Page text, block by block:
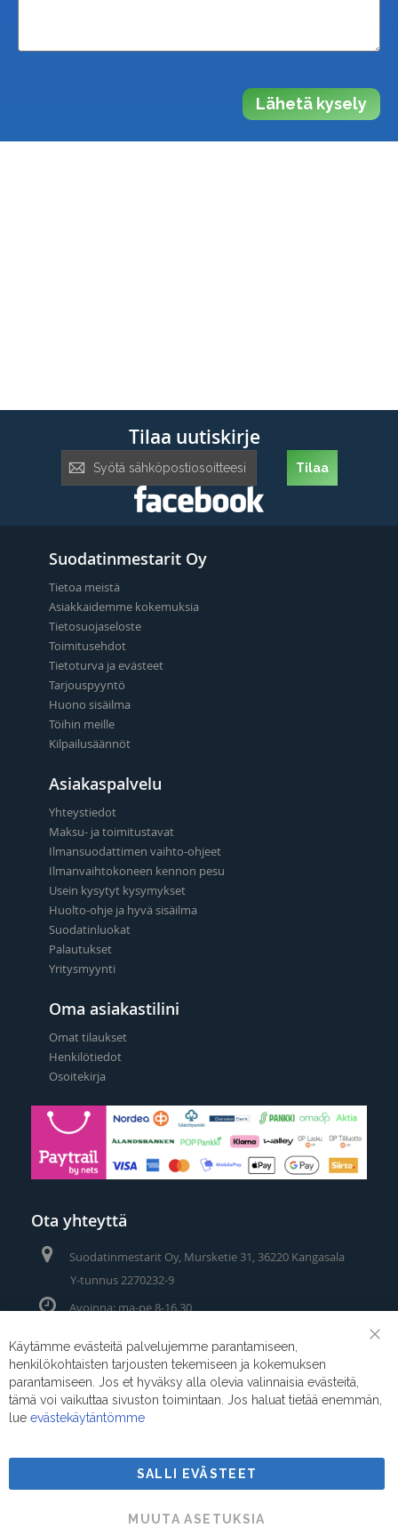
Lähetä kysely
Tilaa uutiskirje
uutiskirje:
Tilaa
Suodatinmestarit Oy
Tietoa meistä
Asiakkaidemme kokemuksia
Tietosuojaseloste
Toimitusehdot
Tietoturva ja evästeet
Tarjouspyyntö
Huono sisäilma
Töihin meille
Kilpailusäännöt
Asiakaspalvelu
Yhteystiedot
Maksu- ja toimitustavat
Ilmansuodattimen vaihto-ohjeet
Ilmanvaihtokoneen kennon pesu
Usein kysytyt kysymykset
Huolto-ohje ja hyvä sisäilma
Suodatinluokat
Palautukset
Yritysmyynti
Oma asiakastilini
Omat tilaukset
Henkilötiedot
Osoitekirja
Ota yhteyttä
Suodatinmestarit Oy, Mursketie 31, 36220 Kangasala
Y-tunnus 2270232-9
Avoinna: ma-pe 8-16.30
Puhelin/Whatsapp:
Sähköposti:myynti@suodatinmestarit.fi
Suodatinmestarit © 2026
Käytämme evästeitä palvelujemme parantamiseen,
henkilökohtaisten tarjousten tekemiseen ja kokemuksen
parantamiseen. Jos et hyväksy alla olevia valinnaisia evästeitä,
tämä voi vaikuttaa sivuston toimintaan. Jos haluat tietää enemmän,
lue evästekäytäntömme
SALLI EVÄSTEET
MUUTA ASETUKSIA